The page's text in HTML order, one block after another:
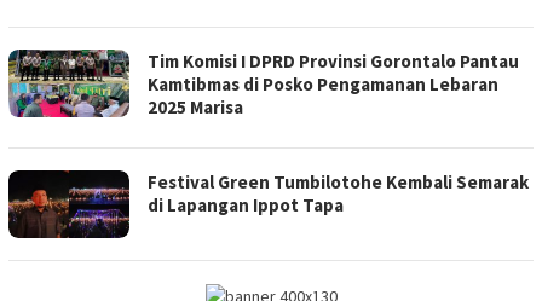
Tim Komisi I DPRD Provinsi Gorontalo Pantau
Kamtibmas di Posko Pengamanan Lebaran
2025 Marisa
Festival Green Tumbilotohe Kembali Semarak
di Lapangan Ippot Tapa